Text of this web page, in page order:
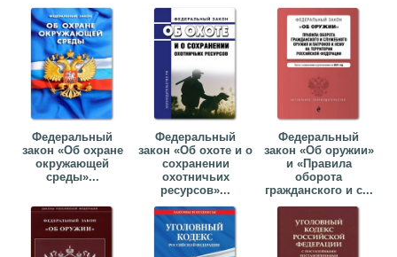
Федеральный
закон «Об охране
окружающей
среды»...
Федеральный
закон «Об охоте и о
сохранении
охотничьих
ресурсов»...
Федеральный
закон «Об оружии»
и «Правила
оборота
гражданского и с...